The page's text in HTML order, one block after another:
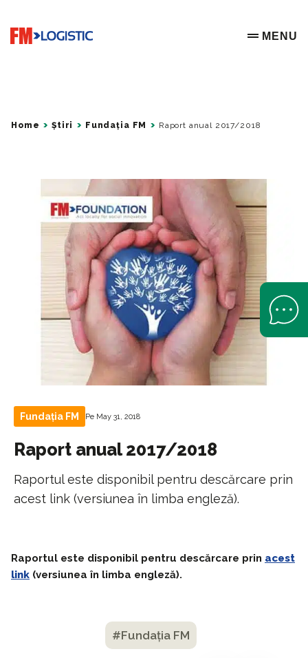
Go to home page
OPEN
MENU
Home Știri Fundația FM Raport anual 2017/2018
Fundația FM Pe May 31, 2018
Raport anual 2017/2018
Raportul este disponibil pentru descărcare prin
acest link (versiunea în limba engleză).
Raportul este disponibil pentru descărcare prin acest
link (versiunea în limba engleză).
#Fundația FM
Open